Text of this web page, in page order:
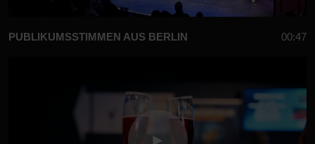
PUBLIKUMSSTIMMEN AUS BERLIN 00:47